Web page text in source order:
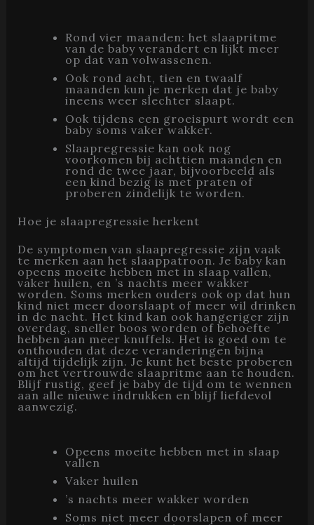
Rond vier maanden: het slaapritme
van de baby verandert en lijkt meer
op dat van volwassenen.
Ook rond acht, tien en twaalf
maanden kun je merken dat je baby
ineens weer slechter slaapt.
Ook tijdens een groeispurt wordt een
baby soms vaker wakker.
Slaapregressie kan ook nog
voorkomen bij achttien maanden en
rond de twee jaar, bijvoorbeeld als
een kind bezig is met praten of
proberen zindelijk te worden.
Hoe je slaapregressie herkent
De symptomen van slaapregressie zijn vaak
te merken aan het slaappatroon. Je baby kan
opeens moeite hebben met in slaap vallen,
vaker huilen, en ’s nachts meer wakker
worden. Soms merken ouders ook op dat hun
kind niet meer doorslaapt of meer wil drinken
in de nacht. Het kind kan ook hangeriger zijn
overdag, sneller boos worden of behoefte
hebben aan meer knuffels. Het is goed om te
onthouden dat deze veranderingen bijna
altijd tijdelijk zijn. Je kunt het beste proberen
om het vertrouwde slaapritme aan te houden.
Blijf rustig, geef je baby de tijd om te wennen
aan alle nieuwe indrukken en blijf liefdevol
aanwezig.
Opeens moeite hebben met in slaap
vallen
Vaker huilen
’s nachts meer wakker worden
Soms niet meer doorslapen of meer